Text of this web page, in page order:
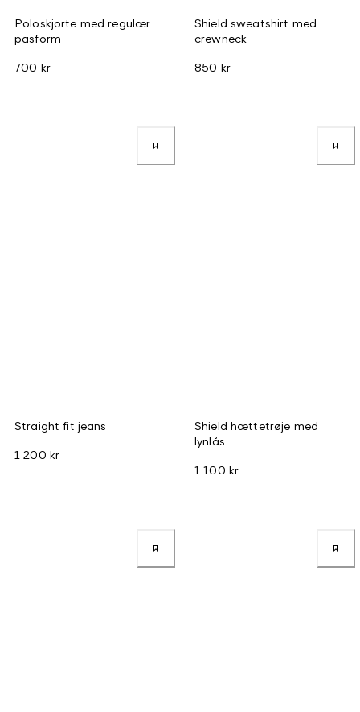
Poloskjorte med regulær
pasform
700 kr
Shield sweatshirt med
crewneck
850 kr
Straight fit jeans
1 200 kr
Shield hættetrøje med
lynlås
1 100 kr